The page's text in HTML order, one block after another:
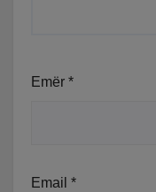
Emër *
Email *